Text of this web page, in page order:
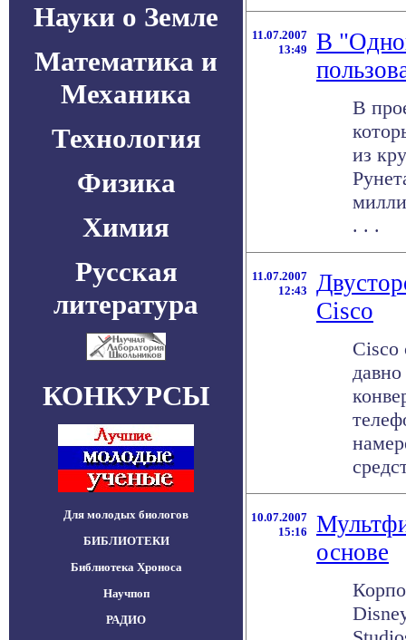
Науки о Земле
Математика и
Механика
Технология
Физика
Химия
Русская
литература
КОНКУРСЫ
Для молодых биологов
БИБЛИОТЕКИ
Библиотека Хроноса
Научпоп
РАДИО
11.07.2007
13:49
В
В
из
. . .
11.07.2007
12:43
Cisco
Cisco
10.07.2007
15:16
основе